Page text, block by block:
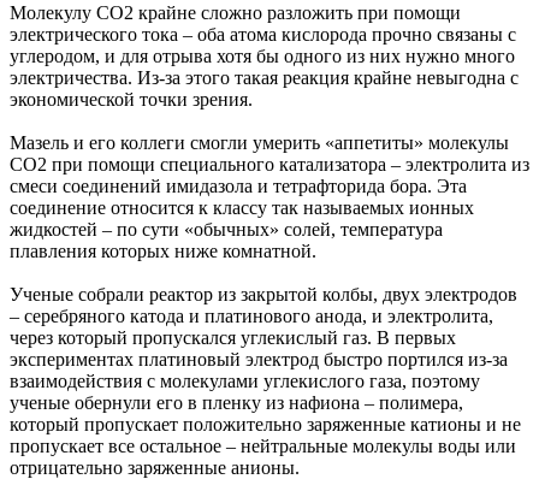
Молекулу СО2 крайне сложно разложить при помощи
электрического тока – оба атома кислорода прочно связаны с
углеродом, и для отрыва хотя бы одного из них нужно много
электричества. Из-за этого такая реакция крайне невыгодна с
экономической точки зрения.
Мазель и его коллеги смогли умерить «аппетиты» молекулы
CO2 при помощи специального катализатора – электролита из
смеси соединений имидазола и тетрафторида бора. Эта
соединение относится к классу так называемых ионных
жидкостей – по сути «обычных» солей, температура
плавления которых ниже комнатной.
Ученые собрали реактор из закрытой колбы, двух электродов
– серебряного катода и платинового анода, и электролита,
через который пропускался углекислый газ. В первых
экспериментах платиновый электрод быстро портился из-за
взаимодействия с молекулами углекислого газа, поэтому
ученые обернули его в пленку из нафиона – полимера,
который пропускает положительно заряженные катионы и не
пропускает все остальное – нейтральные молекулы воды или
отрицательно заряженные анионы.